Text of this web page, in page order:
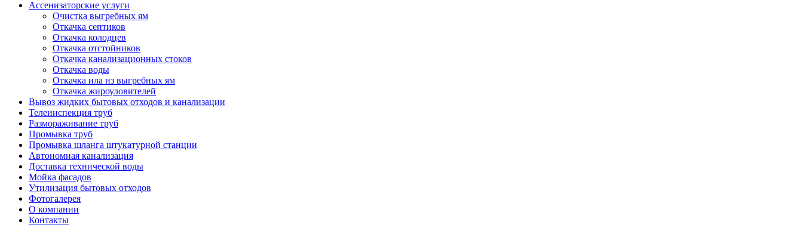
Ассенизаторские услуги
Очистка выгребных ям
Откачка септиков
Откачка колодцев
Откачка отстойников
Откачка канализационных стоков
Откачка воды
Откачка ила из выгребных ям
Откачка жироуловителей
Вывоз жидких бытовых отходов и канализации
Телеинспекция труб
Размораживание труб
Промывка труб
Промывка шланга штукатурной станции
Автономная канализация
Доставка технической воды
Мойка фасадов
Утилизация бытовых отходов
Фотогалерея
О компании
Контакты